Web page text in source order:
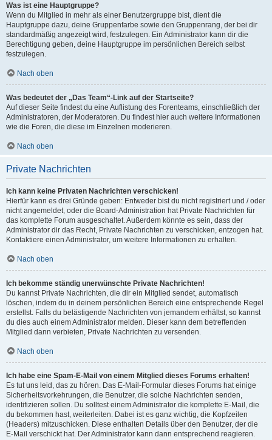
Was ist eine Hauptgruppe?
Wenn du Mitglied in mehr als einer Benutzergruppe bist, dient die
Hauptgruppe dazu, deine Gruppenfarbe sowie den Gruppenrang, der bei dir
standardmäßig angezeigt wird, festzulegen. Ein Administrator kann dir die
Berechtigung geben, deine Hauptgruppe im persönlichen Bereich selbst
festzulegen.
Nach oben
Was bedeutet der „Das Team“-Link auf der Startseite?
Auf dieser Seite findest du eine Auflistung des Forenteams, einschließlich der
Administratoren, der Moderatoren. Du findest hier auch weitere Informationen
wie die Foren, die diese im Einzelnen moderieren.
Nach oben
Private Nachrichten
Ich kann keine Privaten Nachrichten verschicken!
Hierfür kann es drei Gründe geben: Entweder bist du nicht registriert und / oder
nicht angemeldet, oder die Board-Administration hat Private Nachrichten für
das komplette Forum ausgeschaltet. Außerdem könnte es sein, dass der
Administrator dir das Recht, Private Nachrichten zu verschicken, entzogen hat.
Kontaktiere einen Administrator, um weitere Informationen zu erhalten.
Nach oben
Ich bekomme ständig unerwünschte Private Nachrichten!
Du kannst Private Nachrichten, die dir ein Mitglied sendet, automatisch
löschen, indem du in deinem persönlichen Bereich eine entsprechende Regel
erstellst. Falls du belästigende Nachrichten von jemandem erhältst, so kannst
du dies auch einem Administrator melden. Dieser kann dem betreffenden
Mitglied dann verbieten, Private Nachrichten zu versenden.
Nach oben
Ich habe eine Spam-E-Mail von einem Mitglied dieses Forums erhalten!
Es tut uns leid, das zu hören. Das E-Mail-Formular dieses Forums hat einige
Sicherheitsvorkehrungen, die Benutzer, die solche Nachrichten senden,
identifizieren sollen. Du solltest einem Administrator die komplette E-Mail, die
du bekommen hast, weiterleiten. Dabei ist es ganz wichtig, die Kopfzeilen
(Headers) mitzuschicken. Diese enthalten Details über den Benutzer, der die
E-Mail verschickt hat. Der Administrator kann dann entsprechend reagieren.